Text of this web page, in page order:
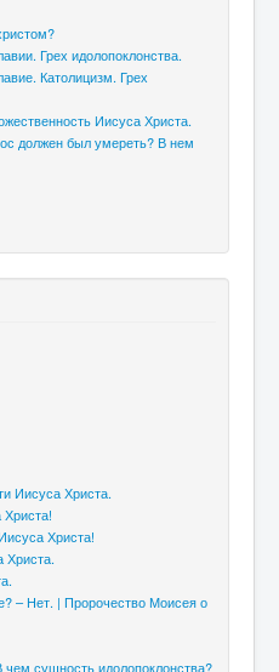
Грех идолопоклонства.
Католицизм. Грех
Иисуса Христа.
должен был умереть? В нем
Иисуса Христа.
Христа!
Христа.
– Нет. | Пророчество Моисея о
сущность идолопоклонства?